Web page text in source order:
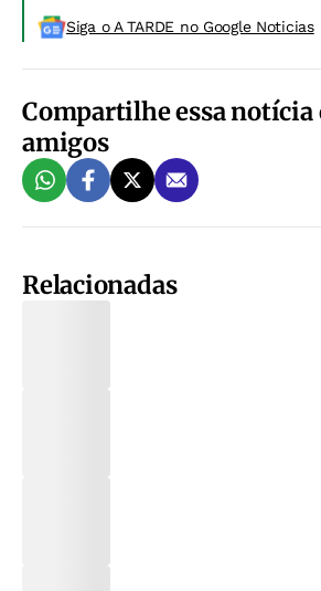
Siga o A TARDE no Google Noticias
Compartilhe essa notícia
amigos
Relacionadas